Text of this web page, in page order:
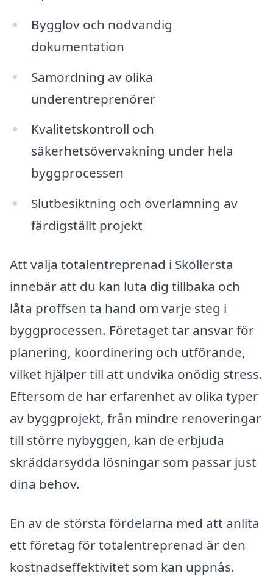
Bygglov och nödvändig
dokumentation
Samordning av olika
underentreprenörer
Kvalitetskontroll och
säkerhetsövervakning under hela
byggprocessen
Slutbesiktning och överlämning av
färdigställt projekt
Att välja totalentreprenad i Sköllersta
innebär att du kan luta dig tillbaka och
låta proffsen ta hand om varje steg i
byggprocessen. Företaget tar ansvar för
planering, koordinering och utförande,
vilket hjälper till att undvika onödig stress.
Eftersom de har erfarenhet av olika typer
av byggprojekt, från mindre renoveringar
till större nybyggen, kan de erbjuda
skräddarsydda lösningar som passar just
dina behov.
En av de största fördelarna med att anlita
ett företag för totalentreprenad är den
kostnadseffektivitet som kan uppnås.